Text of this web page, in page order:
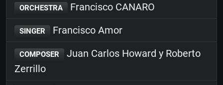
ORCHESTRA Francisco CANARO
SINGER Francisco Amor
COMPOSER
Juan Carlos Howard y Roberto
Zerrillo